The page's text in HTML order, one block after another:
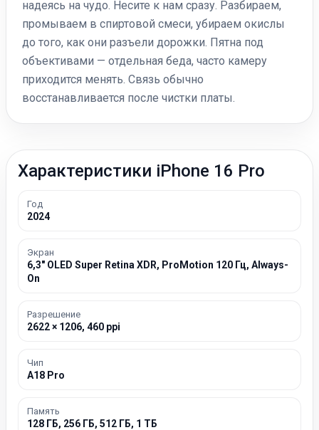
надеясь на чудо. Несите к нам сразу. Разбираем,
промываем в спиртовой смеси, убираем окислы
до того, как они разъели дорожки. Пятна под
объективами — отдельная беда, часто камеру
приходится менять. Связь обычно
восстанавливается после чистки платы.
Характеристики iPhone 16 Pro
Год
2024
Экран
6,3″ OLED Super Retina XDR, ProMotion 120 Гц, Always-
On
Разрешение
2622 × 1206, 460 ppi
Чип
A18 Pro
Память
128 ГБ, 256 ГБ, 512 ГБ, 1 ТБ